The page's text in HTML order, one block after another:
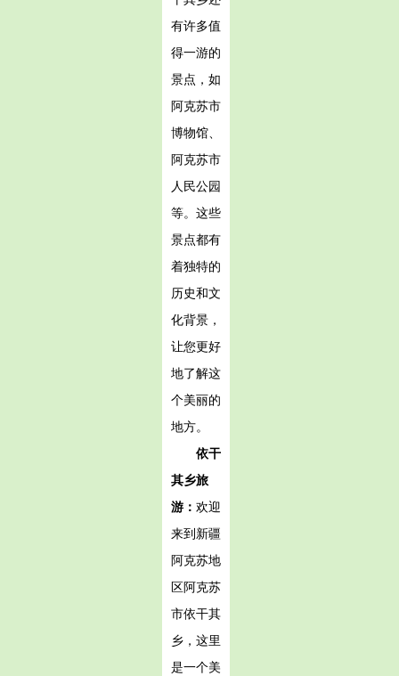
有许多值
得一游的
景点，如
阿克苏市
博物馆、
阿克苏市
人民公园
等。这些
景点都有
着独特的
历史和文
化背景，
让您更好
地了解这
个美丽的
地方。
依干
其乡旅
游： 欢迎
来到新疆
阿克苏地
区阿克苏
市依干其
乡，这里
是一个美